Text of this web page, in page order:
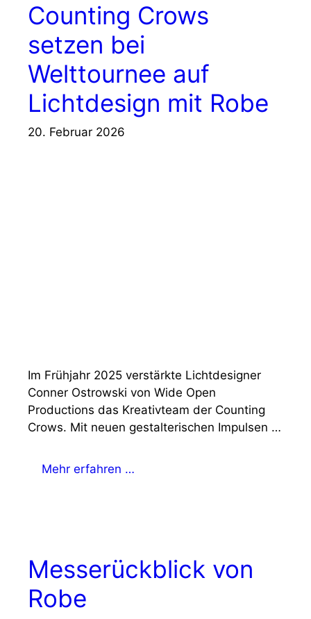
Counting Crows
setzen bei
Welttournee auf
Lichtdesign mit Robe
20. Februar 2026
Im Frühjahr 2025 verstärkte Lichtdesigner
Conner Ostrowski von Wide Open
Productions das Kreativteam der Counting
Crows. Mit neuen gestalterischen Impulsen …
Mehr erfahren …
Messerückblick von
Robe